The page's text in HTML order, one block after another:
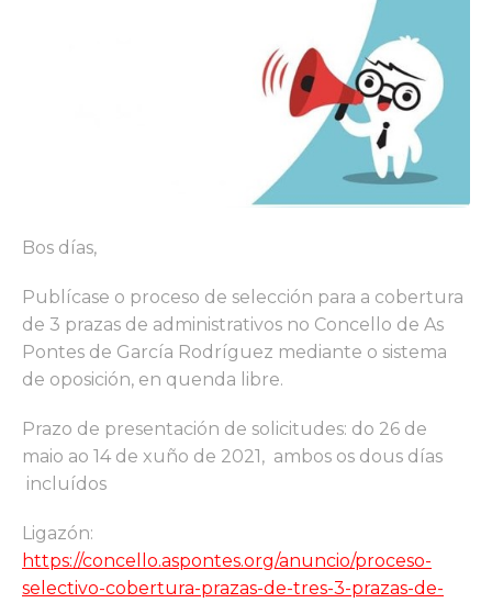
Bos días,
Publícase o proceso de selección para a cobertura
de 3 prazas de administrativos no Concello de As
Pontes de García Rodríguez mediante o sistema
de oposición, en quenda libre.
Prazo de presentación de solicitudes: do 26 de
maio ao 14 de xuño de 2021, ambos os dous días
incluídos
Ligazón:
https://concello.aspontes.org/anuncio/proceso-
selectivo-cobertura-prazas-de-tres-3-prazas-de-